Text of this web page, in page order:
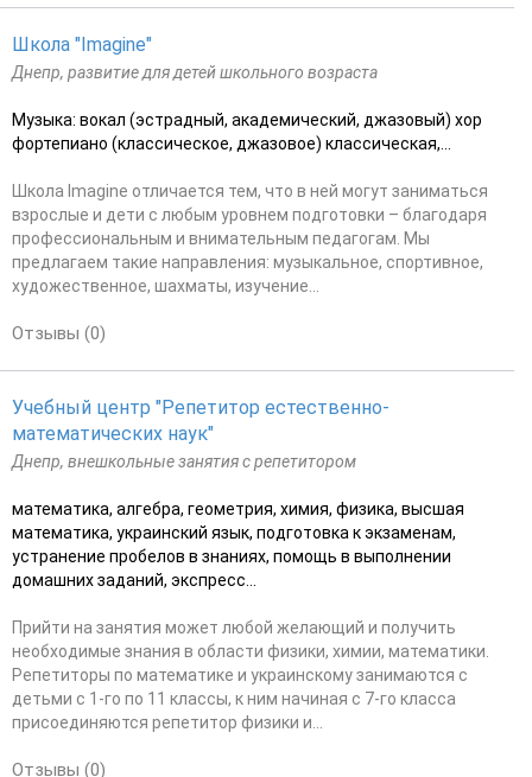
Школа "Imagine"
Днепр, развитие для детей школьного возраста
Музыка: вокал (эстрадный, академический, джазовый) хор
фортепиано (классическое, джазовое) классическая,...
Школа Imagine отличается тем, что в ней могут заниматься
взрослые и дети с любым уровнем подготовки – благодаря
профессиональным и внимательным педагогам. Мы
предлагаем такие направления: музыкальное, спортивное,
художественное, шахматы, изучение...
Отзывы (0)
Учебный центр "Репетитор естественно-
математических наук"
Днепр, внешкольные занятия с репетитором
математика, алгебра, геометрия, химия, физика, высшая
математика, украинский язык, подготовка к экзаменам,
устранение пробелов в знаниях, помощь в выполнении
домашних заданий, экспресс...
Прийти на занятия может любой желающий и получить
необходимые знания в области физики, химии, математики.
Репетиторы по математике и украинскому занимаются с
детьми с 1-го по 11 классы, к ним начиная с 7-го класса
присоединяются репетитор физики и...
Отзывы (0)